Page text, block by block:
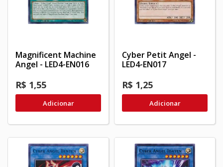
Magnificent Machine
Angel - LED4-EN016
R$ 1,55
Adicionar
Cyber Petit Angel -
LED4-EN017
R$ 1,25
Adicionar